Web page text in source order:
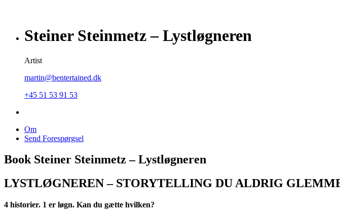
Steiner Steinmetz – Lystløgneren
Artist
martin@bentertained.dk
+45 51 53 91 53
Om
Send Forespørgsel
Book Steiner Steinmetz – Lystløgneren
LYSTLØGNEREN – STORYTELLING DU ALDRIG
4 historier. 1 er løgn. Kan du gætte hvilken?